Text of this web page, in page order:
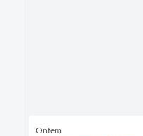
Ontem